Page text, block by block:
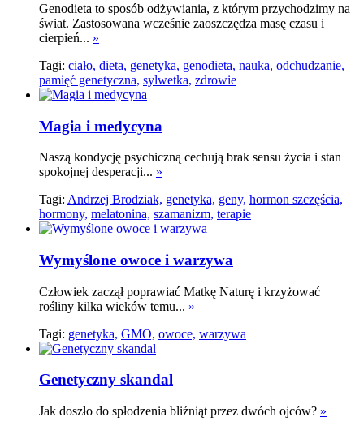
Genodieta to sposób odżywiania, z którym przychodzimy na
świat. Zastosowana wcześnie zaoszczędza masę czasu i
cierpień... »
Tagi: ciało, dieta, genetyka, genodieta, nauka, odchudzanie,
pamięć genetyczna, sylwetka, zdrowie
Magia i medycyna
Naszą kondycję psychiczną cechują brak sensu życia i stan
spokojnej desperacji... »
Tagi: Andrzej Brodziak, genetyka, geny, hormon szczęścia,
hormony, melatonina, szamanizm, terapie
Wymyślone owoce i warzywa
Człowiek zaczął poprawiać Matkę Naturę i krzyżować
rośliny kilka wieków temu... »
Tagi: genetyka, GMO, owoce, warzywa
Genetyczny skandal
Jak doszło do spłodzenia bliźniąt przez dwóch ojców? »